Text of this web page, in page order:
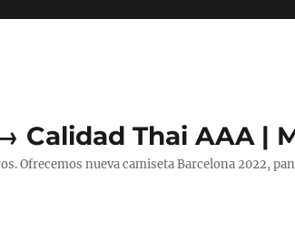
Calidad Thai AAA |
Ofrecemos nueva camiseta Barcelona 2022,